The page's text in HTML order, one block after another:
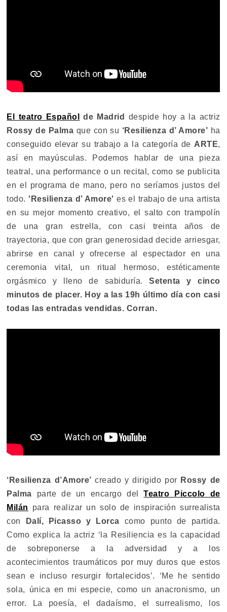
El teatro Español de Madrid
despide hoy a la actriz
Rossy de Palma que con su ‘Resilienza d’ Amore’ ha
conseguido elevar su trabajo a la categoría de ARTE,
así en mayúsculas. Podemos hablar de una pieza
teatral, una performance o un recital, como se publicita
en el programa de mano, pero no seríamos justos del
todo. 'Resilienza d’ Amore' es el trabajo de una artista
en su mejor momento creativo, el salto con trampolín
de una gran estrella, con casi treinta años de
trayectoria, que con gran generosidad decide arriesgar,
abrirse en canal y ofrecerse al espectador en una
ceremonia vital, un ritual hermoso, estéticamente
orgásmico y lleno de sabiduría.Setenta y cinco
minutos de placer. Hoy a las 19h último día con casi
todas las entradas vendidas. Corran.
‘Resilienza d’Amore’ creado y dirigido por Rossy de
Palma parte de un encargo delTeatro Piccolo de
Milán
para realizar un solo de inspiración surrealista
con
Dalí, Picasso y Lorca como punto de partida.
Como explica la actriz ‘la Resiliencia es la capacidad
de sobreponerse a la adversidad y a los
acontecimientos traumáticos por muy duros que estos
sean e incluso resurgir fortalecidos’. ‘Me he sentido
sola, única en mi especie, como un anacronismo, un
error. La poesía, el dadaísmo, el surrealismo, los